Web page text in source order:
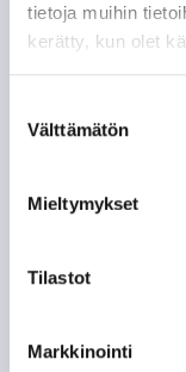
tietoja muihin
kerätty, kun olet
valinta
Välttämätön
Mieltymykset
Tilastot
Markkinointi